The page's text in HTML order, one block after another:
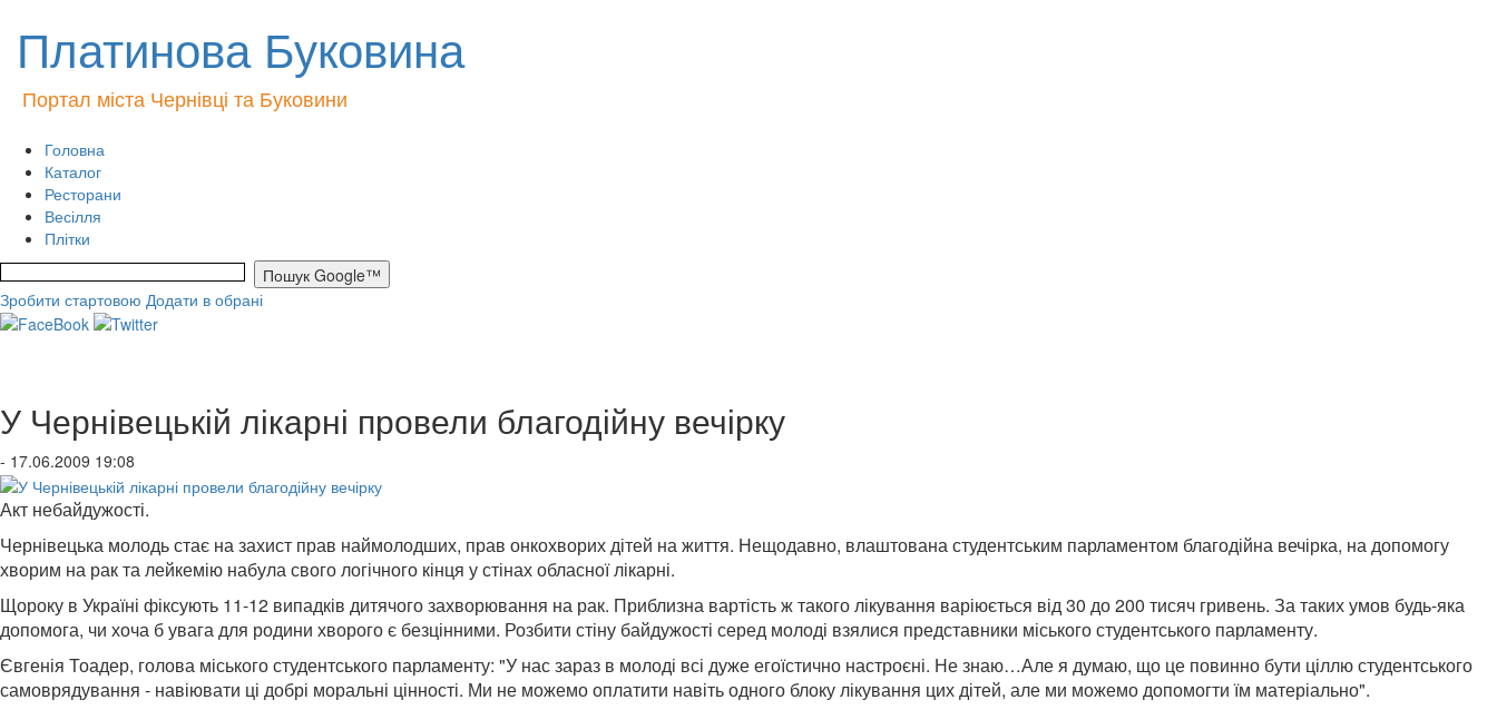
Платинова Буковина
Портал міста Чернівці та Буковини
Головна
Каталог
Ресторани
Весілля
Плітки
Зробити стартовою Додати в обрані
У Чернівецькій лікарні провели благодійну вечірку
- 17.06.2009 19:08
Акт небайдужості.
Чернівецька молодь стає на захист прав наймолодших, прав онкохворих дітей на життя. Нещодавно, влаштована студентським парламентом благодійна вечірка, на допомогу
хворим на рак та лейкемію набула свого логічного кінця у стінах обласної лікарні.
Щороку в Україні фіксують 11-12 випадків дитячого захворювання на рак. Приблизна вартість ж такого лікування варіюється від 30 до 200 тисяч гривень. За таких умов будь-яка
допомога, чи хоча б увага для родини хворого є безцінними. Розбити стіну байдужості серед молоді взялися представники міського студентського парламенту.
Євгенія Тоадер, голова міського студентського парламенту: "У нас зараз в молоді всі дуже егоїстично настроєні. Не знаю…Але я думаю, що це повинно бути ціллю студентського
самоврядування - навіювати ці добрі моральні цінності. Ми не можемо оплатити навіть одного блоку лікування цих дітей, але ми можемо допомогти їм матеріально".